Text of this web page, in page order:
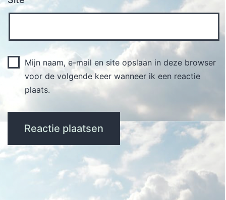
Mijn naam, e-mail en site opslaan in deze browser
voor de volgende keer wanneer ik een reactie
plaats.